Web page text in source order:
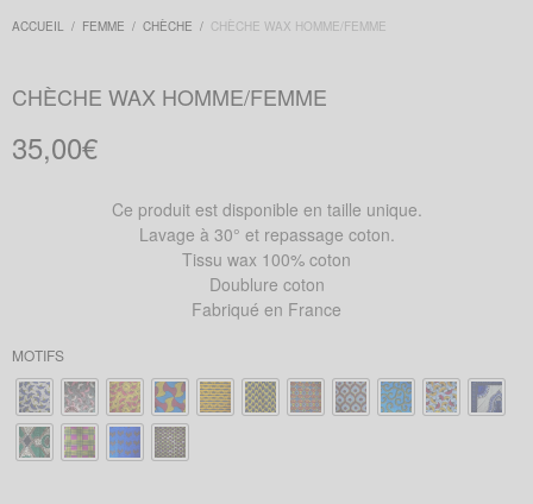
ACCUEIL / FEMME / CHÈCHE / CHÈCHE WAX HOMME/FEMME
CHÈCHE WAX HOMME/FEMME
35,00€
Ce produit est disponible en taille unique.
Lavage à 30° et repassage coton.
Tissu wax 100% coton
Doublure coton
Fabriqué en France
MOTIFS